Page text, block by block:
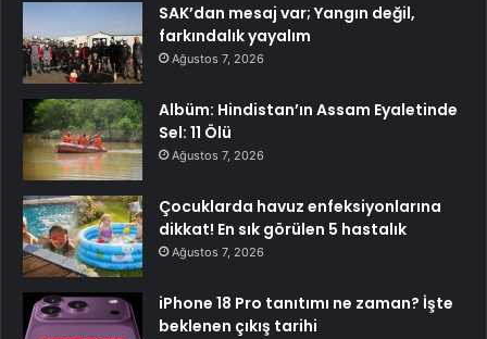
SAK’dan mesaj var; Yangın değil,
farkındalık yayalım
Ağustos 7, 2026
Albüm: Hindistan’ın Assam Eyaletinde
Sel: 11 Ölü
Ağustos 7, 2026
Çocuklarda havuz enfeksiyonlarına
dikkat! En sık görülen 5 hastalık
Ağustos 7, 2026
iPhone 18 Pro tanıtımı ne zaman? İşte
beklenen çıkış tarihi